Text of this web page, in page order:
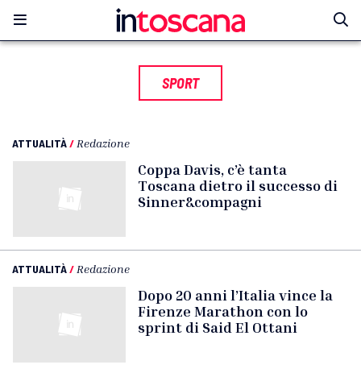
SPORT
ATTUALITÀ/ Redazione
Coppa Davis, c’è tanta
Toscana dietro il successo di
Sinner&compagni
ATTUALITÀ/ Redazione
Dopo 20 anni l’Italia vince la
Firenze Marathon con lo
sprint di Said El Ottani